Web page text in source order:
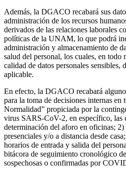
Además, la DGACO recabará sus
administración de los recursos
derivados de las relaciones laborales
políticas de la UNAM, lo que podrá
administración y almacenamiento de
salud del personal, los cuales, en todo
calidad de datos personales sensibles,
aplicable.
En efecto, la DGACO recabará
para la toma de decisiones internas en
Normalidad” propiciada por la
virus SARS-CoV-2, en específico, las
determinación del aforo en oficinas;
presenciales y/o a distancia desde
horarios de entrada y salida del
bitácora de seguimiento cronológico
sospechosas o confirmadas por